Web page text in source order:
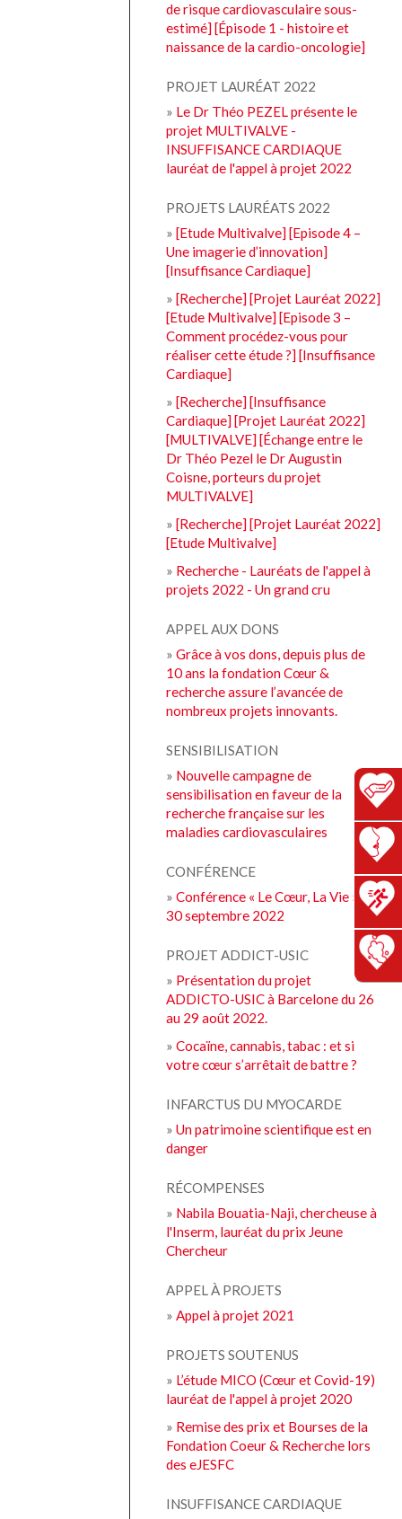
de risque cardiovasculaire sous-
estimé] [Épisode 1 - histoire et
naissance de la cardio-oncologie]
PROJET LAURÉAT 2022
» Le Dr Théo PEZEL présente le
projet MULTIVALVE -
INSUFFISANCE CARDIAQUE
lauréat de l'appel à projet 2022
PROJETS LAURÉATS 2022
»[Etude Multivalve] [Episode 4 –
Une imagerie d’innovation]
[Insuffisance Cardiaque]
»[Recherche] [Projet Lauréat 2022]
[Etude Multivalve] [Episode 3 –
Comment procédez-vous pour
réaliser cette étude ?] [Insuffisance
Cardiaque]
»[Recherche] [Insuffisance
Cardiaque] [Projet Lauréat 2022]
[MULTIVALVE] [Échange entre le
Dr Théo Pezel le Dr Augustin
Coisne, porteurs du projet
MULTIVALVE]
»[Recherche] [Projet Lauréat 2022]
[Etude Multivalve]
» Recherche - Lauréats de l'appel à
projets 2022 - Un grand cru
APPEL AUX DONS
»Grâce à vos dons, depuis plus de
10 ans la fondation Cœur &
recherche assure l’avancée de
nombreux projets innovants.
SENSIBILISATION
» Nouvelle campagne de
sensibilisation en faveur de la
recherche française sur les
maladies cardiovasculaires
CONFÉRENCE
»Conférence « Le Cœur, La Vie » le
30 septembre 2022
PROJET ADDICT-USIC
» Présentation du projet
ADDICTO-USIC à Barcelone du 26
au 29 août 2022.
»Cocaïne, cannabis, tabac : et si
votre cœur s’arrêtait de battre ?
INFARCTUS DU MYOCARDE
»Un patrimoine scientifique est en
danger
RÉCOMPENSES
» Nabila Bouatia-Naji, chercheuse à
l'Inserm, lauréat du prix Jeune
Chercheur
APPEL À PROJETS
»Appel à projet 2021
PROJETS SOUTENUS
» L’étude MICO (Cœur et Covid-19)
lauréat de l'appel à projet 2020
» Remise des prix et Bourses de la
Fondation Coeur & Recherche lors
des eJESFC
INSUFFISANCE CARDIAQUE